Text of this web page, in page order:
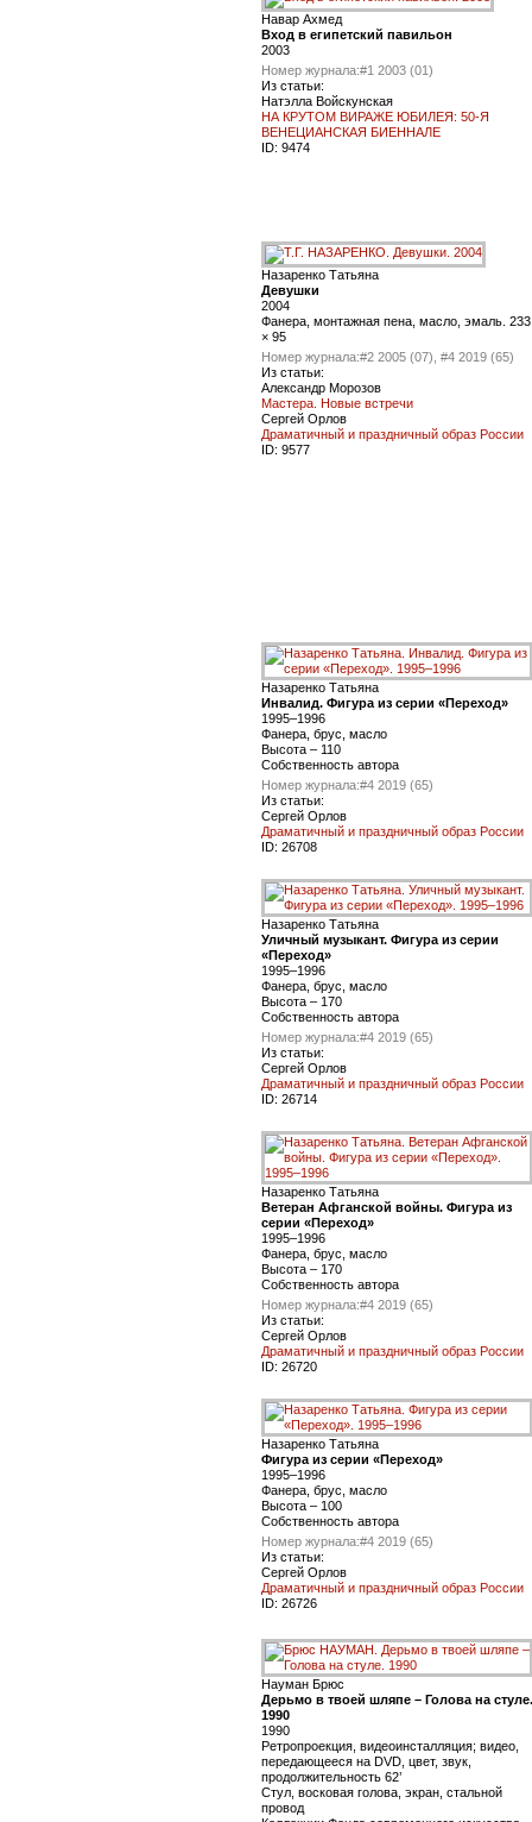
Навар Ахмед
Вход в египетский павильон
2003
Номер журнала:#1 2003 (01)
Из статьи:
Натэлла Войскунская
НА КРУТОМ ВИРАЖЕ ЮБИЛЕЯ: 50-Я
ВЕНЕЦИАНСКАЯ БИЕННАЛЕ
ID: 9474
Назаренко Татьяна
Девушки
2004
Фанера, монтажная пена, масло, эмаль. 233
× 95
Номер журнала:#2 2005 (07), #4 2019 (65)
Из статьи:
Александр Морозов
Мастера. Новые встречи
Сергей Орлов
Драматичный и праздничный образ России
ID: 9577
Назаренко Татьяна
Инвалид. Фигура из серии «Переход»
1995–1996
Фанера, брус, масло
Высота – 110
Собственность автора
Номер журнала:#4 2019 (65)
Из статьи:
Сергей Орлов
Драматичный и праздничный образ России
ID: 26708
Назаренко Татьяна
Уличный музыкант. Фигура из серии
«Переход»
1995–1996
Фанера, брус, масло
Высота – 170
Собственность автора
Номер журнала:#4 2019 (65)
Из статьи:
Сергей Орлов
Драматичный и праздничный образ России
ID: 26714
Назаренко Татьяна
Ветеран Афганской войны. Фигура из
серии «Переход»
1995–1996
Фанера, брус, масло
Высота – 170
Собственность автора
Номер журнала:#4 2019 (65)
Из статьи:
Сергей Орлов
Драматичный и праздничный образ России
ID: 26720
Назаренко Татьяна
Фигура из серии «Переход»
1995–1996
Фанера, брус, масло
Высота – 100
Собственность автора
Номер журнала:#4 2019 (65)
Из статьи:
Сергей Орлов
Драматичный и праздничный образ России
ID: 26726
Науман Брюс
Дерьмо в твоей шляпе – Голова на стуле.
1990
1990
Ретропроекция, видеоинсталляция; видео,
передающееся на DVD, цвет, звук,
продолжительность 62’
Стул, восковая голова, экран, стальной
провод